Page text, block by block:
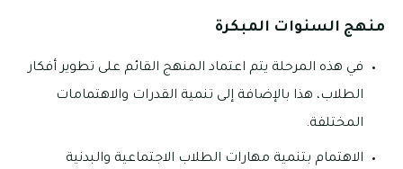
منهج السنوات المبكرة
في هذه المرحلة يتم اعتماد المنهج القائم على تطوير أفكار
الطلاب، هذا بالإضافة إلى تنمية القدرات والاهتمامات
المختلفة.
الاهتمام بتنمية مهارات الطلاب الاجتماعية والبدنية